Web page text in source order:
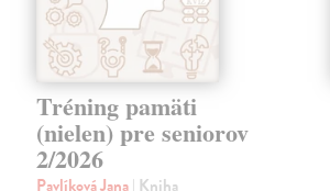
Tréning pamäti
(nielen) pre seniorov
2/2026
Pavlíková Jana| Kniha